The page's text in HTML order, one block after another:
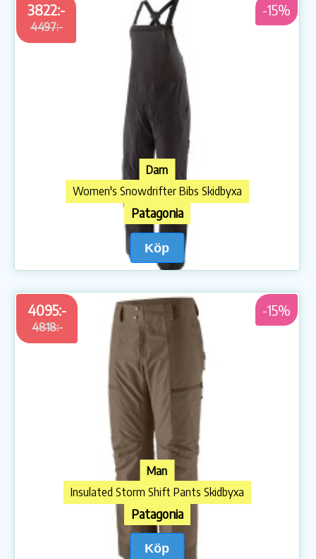
3822:-
4497:-
-15%
Dam
Women's Snowdrifter Bibs Skidbyxa
Patagonia
Köp
4095:-
4818:-
-15%
Man
Insulated Storm Shift Pants Skidbyxa
Patagonia
Köp